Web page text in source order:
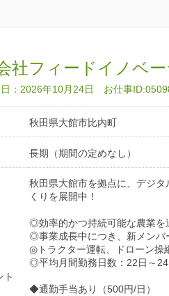
社フィードイノベ
：2026年10月24日 お仕事
秋田県大館市比内町
長期（期間の定めなし）
ト
秋田県大館市を拠点に、デジ
くりを展開中！
◎効率的かつ持続可能な農業を
◎事業成長中につき、新メンバ
◎トラクター運転、ドローン操
◎平均月間勤務日数：22日～
◆通勤手当あり（500円/日）